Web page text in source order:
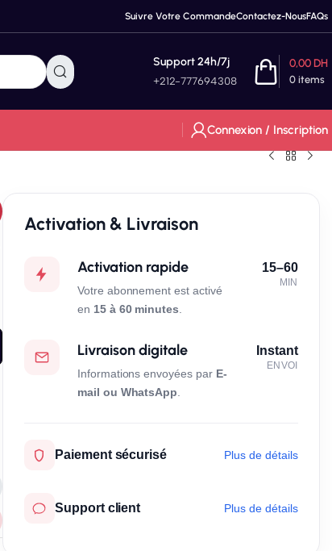
Suivre Votre CommandeContactez-NousFAQs
Support 24h/7j
+212-777694308 0items
0,00DH
Connexion / Inscription
Activation & Livraison
Activation rapide
Votre abonnement est activé
en 15 à 60 minutes
15–60
MIN
Livraison digitale
Informations envoyées par E-
mail ou WhatsApp
Instant
ENVOI
Paiement sécurisé Plus de détails
Support client Plus de détails